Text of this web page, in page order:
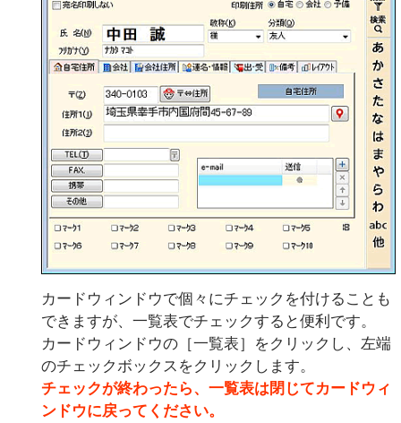
カードウィンドウで個々にチェックを付けることも
できますが、一覧表でチェックすると便利です。
カードウィンドウの［一覧表］をクリックし、左端
のチェックボックスをクリックします。
チェックが終わったら、一覧表は閉じてカードウィ
ンドウに戻ってください。